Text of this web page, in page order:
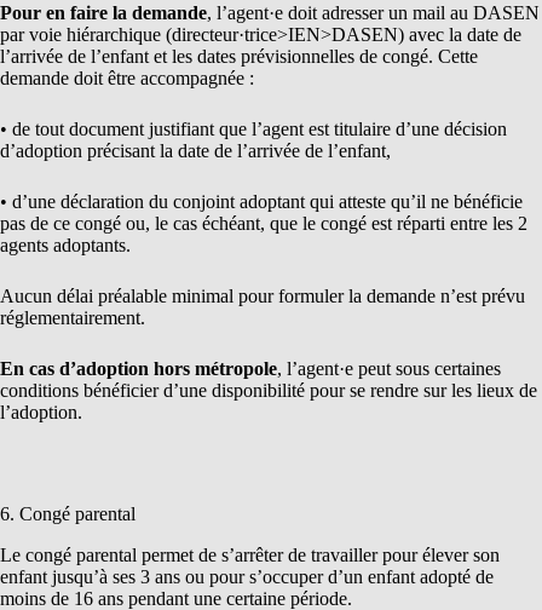
Pour en faire la demande, l’agent·e doit adresser un mail au DASEN
par voie hiérarchique (directeur·trice>IEN>DASEN) avec la date de
l’arrivée de l’enfant et les dates prévisionnelles de congé. Cette
demande doit être accompagnée :
• de tout document justifiant que l’agent est titulaire d’une décision
d’adoption précisant la date de l’arrivée de l’enfant,
• d’une déclaration du conjoint adoptant qui atteste qu’il ne bénéficie
pas de ce congé ou, le cas échéant, que le congé est réparti entre les 2
agents adoptants.
Aucun délai préalable minimal pour formuler la demande n’est prévu
réglementairement.
En cas d’adoption hors métropole, l’agent·e peut sous certaines
conditions bénéficier d’une disponibilité pour se rendre sur les lieux de
l’adoption.
6. Congé parental
Le congé parental permet de s’arrêter de travailler pour élever son
enfant jusqu’à ses 3 ans ou pour s’occuper d’un enfant adopté de
moins de 16 ans pendant une certaine période.